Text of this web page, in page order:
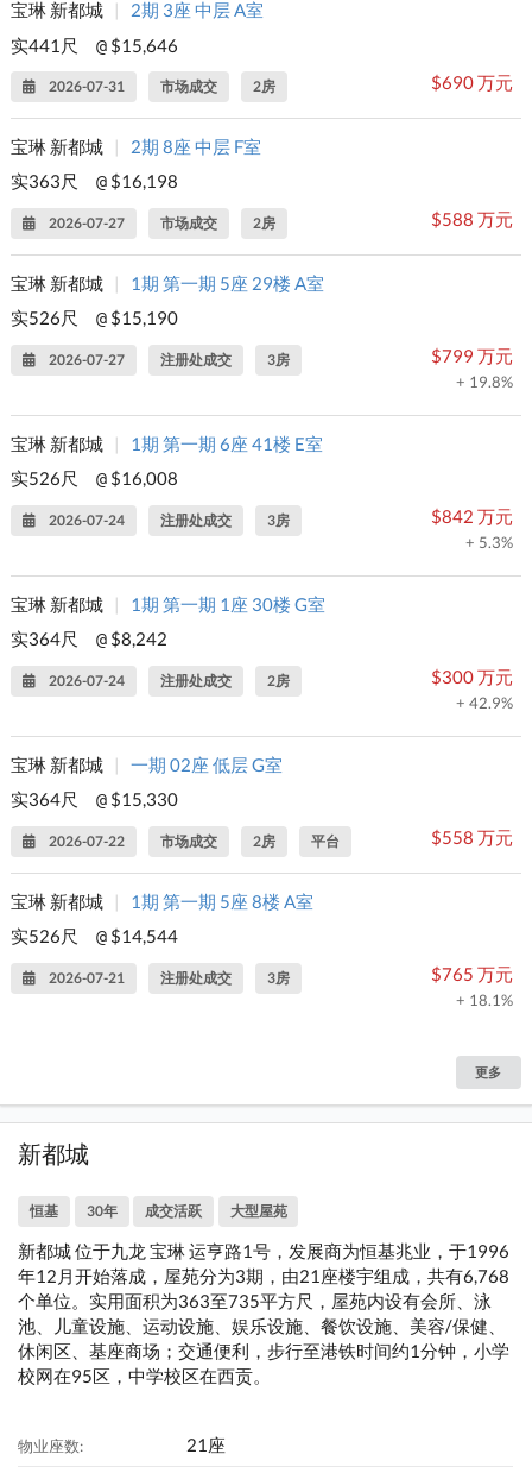
宝琳 新都城
2期 3座 中层 A室
实441尺
@ $15,646
2026-07-31 市场成交 2房 $690 万元
宝琳 新都城 |
2期 8座 中层 F室
实363尺
@ $16,198
2026-07-27 市场成交 2房 $588 万元
宝琳 新都城 |
1期 第一期 5座 29楼 A室
实526尺
@ $15,190
2026-07-27 注册处成交 3房 $799 万元
+ 19.8%
宝琳 新都城 |
1期 第一期 6座 41楼 E室
实526尺
@ $16,008
2026-07-24 注册处成交 3房 $842 万元
+ 5.3%
宝琳 新都城 |
1期 第一期 1座 30楼 G室
实364尺
@ $8,242
2026-07-24 注册处成交 2房 $300 万元
+ 42.9%
宝琳 新都城 |
一期 02座 低层 G室
实364尺
@ $15,330
2026-07-22 市场成交 2房 平台 $558 万元
宝琳 新都城 |
1期 第一期 5座 8楼 A室
实526尺
@ $14,544
2026-07-21 注册处成交 3房 $765 万元
+ 18.1%
更多
新都城
恒基 30年 成交活跃 大型屋苑
新都城 位于九龙 宝琳 运亨路1号，发展商为恒基兆业，于1996
年12月开始落成，屋苑分为3期，由21座楼宇组成，共有6,768
个单位。实用面积为363至735平方尺，屋苑内设有会所、泳
池、儿童设施、运动设施、娱乐设施、餐饮设施、美容/保健、
休闲区、基座商场；交通便利，步行至港铁时间约1分钟，小学
校网在95区，中学校区在西贡。
物业座数: 21座